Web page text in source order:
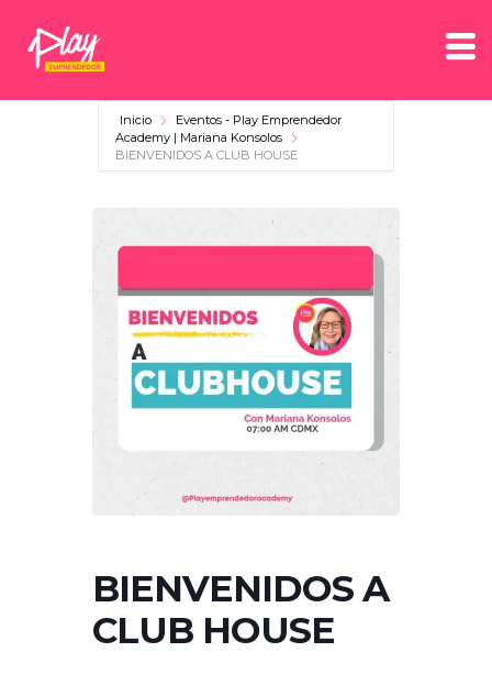
Inicio
Eventos - Play Emprendedor
Academy | Mariana Konsolos
BIENVENIDOS A CLUB HOUSE
BIENVENIDOS A
CLUB HOUSE